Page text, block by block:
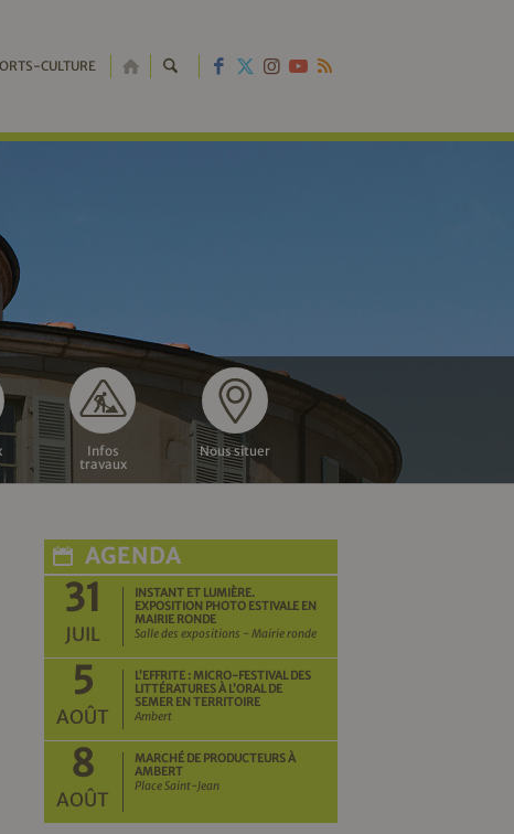
CULTURE RETOUR
Infos
travaux
Nous situer
AGENDA
31
JUIL
INSTANT ET LUMIÈRE.
EXPOSITION PHOTO ESTIVALE EN
MAIRIE RONDE
Salle des expositions - Mairie ronde
5
AOÛT
L’EFFRITE : MICRO-FESTIVAL DES
LITTÉRATURES À L’ORAL DE
SEMER EN TERRITOIRE
Ambert
8
AOÛT
MARCHÉ DE PRODUCTEURS À
AMBERT
Place Saint-Jean